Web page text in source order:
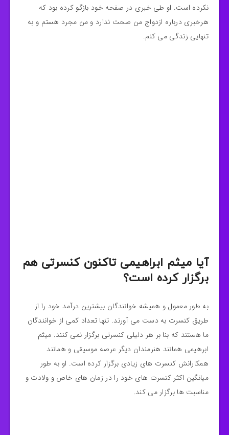
نکرده است. او طی خبری در صفحه خود بازگو کرده بود که
هرخبری درباره ازدواج من صحت ندارد و من مجرد هستم و به
تنهایی زندگی می کنم.
آیا میثم ابراهیمی تاکنون کنسرتی هم
برگزار کرده است؟
به طور معمول و همیشه خوانندگان بیشترین درآمد خود را از
طریق کنسرت به دست می آورند. تنها تعداد کمی از خوانندگان
ما هستند که بنا بر هر دلیلی کنسرتی برگزار نمی کنند. میثم
ابرهیمی همانند هنرمندان دیگر عرصه موسیقی و همانند
همکارانش کنسرت های زیادی برگزار کرده است. او به طور
میانگین اکثر کنسرت های خود را در زمان های خاص و ولادت و
مناسبت ها برگزار می کند.